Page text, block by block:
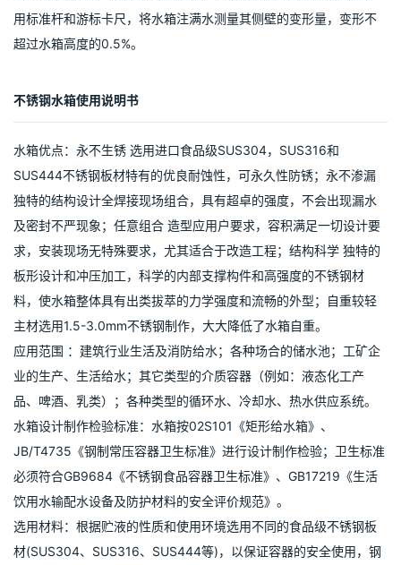
四、渗漏检查满水检查：水箱注满水3小时后，用0.5～1.5Kg的锤子
沿焊缝两侧约150mm的地方轻敲，检查是否渗漏现象。
1. 箱体外形尺寸检验:核对图纸检查水箱加工是否有误。（注2：半成
2. 各管口接头位置公差：±5mm。
3. 容积误差水箱容积误差应不大于5%。实际测量值根据几何公式
（长方体V=abc，圆柱V=πr2h，球体V=4πr3/3）进行理论计算。
六、变形量检测（只限于方形水箱）：在水箱侧壁的最薄弱部位，
用标准杆和游标卡尺，将水箱注满水测量其侧壁的变形量，变形不
超过水箱高度的0.5%。
不锈钢水箱使用说明书
水箱优点：永不生锈 选用进口食品级SUS304，SUS316和
SUS444不锈钢板材特有的优良耐蚀性，可永久性防锈；永不渗漏
独特的结构设计全焊接现场组合，具有超卓的强度，不会出现漏水
及密封不严现象；任意组合 造型应用户要求，容积满足一切设计要
求，安装现场无特殊要求，尤其适合于改造工程；结构科学 独特的
板形设计和冲压加工，科学的内部支撑构件和高强度的不锈钢材
料，使水箱整体具有出类拔萃的力学强度和流畅的外型；自重较轻
主材选用1.5-3.0mm不锈钢制作，大大降低了水箱自重。